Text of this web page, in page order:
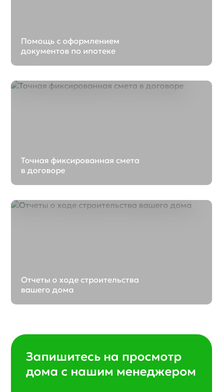
Помощь с оформлением
документов по ипотеке
Точная фиксированная смета
в договоре
Отчеты о ходе строительства
вашего дома
Запишитесь на просмотр
дома с нашим менеджером